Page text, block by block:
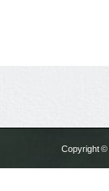
Copyright ©